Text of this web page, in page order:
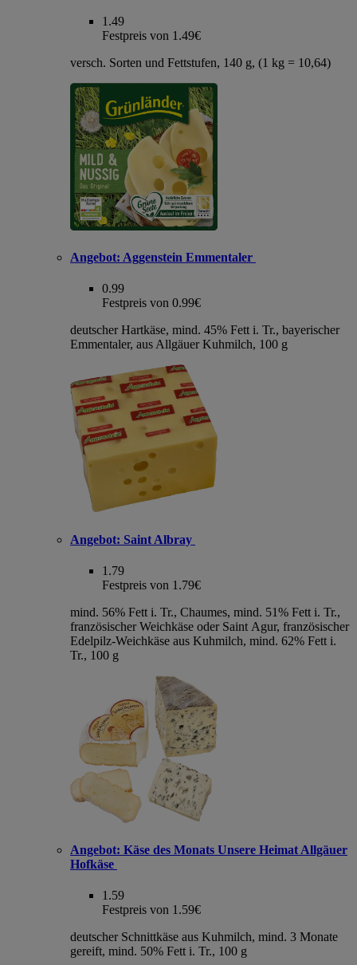
1.49
Festpreis von 1.49€
versch. Sorten und Fettstufen, 140 g, (1 kg = 10,64)
Angebot: Aggenstein Emmentaler
0.99
Festpreis von 0.99€
deutscher Hartkäse, mind. 45% Fett i. Tr., bayerischer
Emmentaler, aus Allgäuer Kuhmilch, 100 g
Angebot: Saint Albray
1.79
Festpreis von 1.79€
mind. 56% Fett i. Tr., Chaumes, mind. 51% Fett i. Tr.,
französischer Weichkäse oder Saint Agur, französischer
Edelpilz-Weichkäse aus Kuhmilch, mind. 62% Fett i.
Tr., 100 g
Angebot: Käse des Monats Unsere Heimat Allgäuer
Hofkäse
1.59
Festpreis von 1.59€
deutscher Schnittkäse aus Kuhmilch, mind. 3 Monate
gereift, mind. 50% Fett i. Tr., 100 g